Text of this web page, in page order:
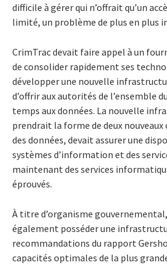
difficile à gérer qui n’offrait qu’un
limité, un problème de plus en plus
CrimTrac devait faire appel à un
de consolider rapidement ses
développer une nouvelle
d’offrir aux autorités de l’ensemble
temps aux données. La nouvelle
prendrait la forme de deux
des données, devait assurer une
systèmes d’information et des
maintenant des services
éprouvés.
À titre d’organisme
également posséder une
recommandations du rapport
capacités optimales de la plus